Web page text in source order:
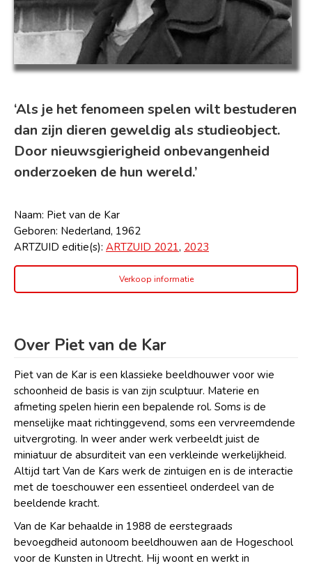
‘Als je het fenomeen spelen wilt bestuderen
dan zijn dieren geweldig als studieobject.
Door nieuwsgierigheid onbevangenheid
onderzoeken de hun wereld.’
Naam: Piet van de Kar
Geboren: Nederland, 1962
ARTZUID editie(s): ARTZUID 2021, 2023
Verkoop informatie
Over Piet van de Kar
Piet van de Kar is een klassieke beeldhouwer voor wie
schoonheid de basis is van zijn sculptuur. Materie en
afmeting spelen hierin een bepalende rol. Soms is de
menselijke maat richtinggevend, soms een vervreemdende
uitvergroting. In weer ander werk verbeeldt juist de
miniatuur de absurditeit van een verkleinde werkelijkheid.
Altijd tart Van de Kars werk de zintuigen en is de interactie
met de toeschouwer een essentieel onderdeel van de
beeldende kracht.
Van de Kar behaalde in 1988 de eerstegraads
bevoegdheid autonoom beeldhouwen aan de Hogeschool
voor de Kunsten in Utrecht. Hij woont en werkt in